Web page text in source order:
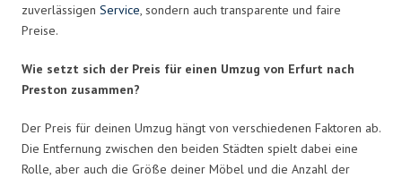
zuverlässigen Service, sondern auch transparente und faire
Preise.
Wie setzt sich der Preis für einen Umzug von Erfurt nach
Preston zusammen?
Der Preis für deinen Umzug hängt von verschiedenen Faktoren ab.
Die Entfernung zwischen den beiden Städten spielt dabei eine
Rolle, aber auch die Größe deiner Möbel und die Anzahl der